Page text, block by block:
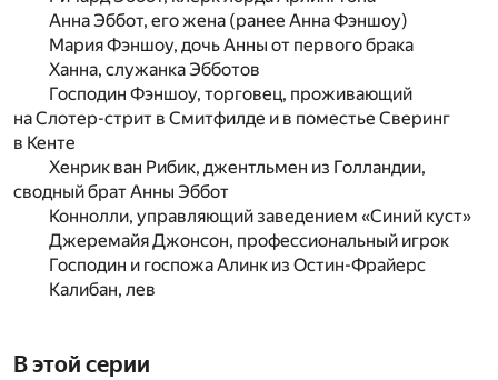
Анна Эббот, его жена (ранее Анна Фэншоу)
Мария Фэншоу, дочь Анны от первого брака
Ханна, служанка Эбботов
Господин Фэншоу, торговец, проживающий
на Слотер-стрит в Смитфилде и в поместье Сверинг
в Кенте
Хенрик ван Рибик, джентльмен из Голландии,
сводный брат Анны Эббот
Коннолли, управляющий заведением «Синий куст»
Джеремайя Джонсон, профессиональный игрок
Господин и госпожа Алинк из Остин-Фрайерс
Калибан, лев
В этой серии